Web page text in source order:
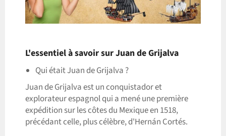
L'essentiel à savoir sur Juan de Grijalva
Qui était Juan de Grijalva ?
Juan de Grijalva est un conquistador et
explorateur espagnol qui a mené une première
expédition sur les côtes du Mexique en 1518,
précédant celle, plus célèbre, d'Hernán Cortés.